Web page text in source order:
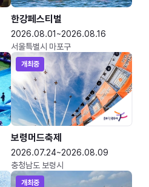
한강페스티벌
2026.08.01~2026.08.16
서울특별시 마포구
개최중
보령머드축제
2026.07.24~2026.08.09
충청남도 보령시
개최중